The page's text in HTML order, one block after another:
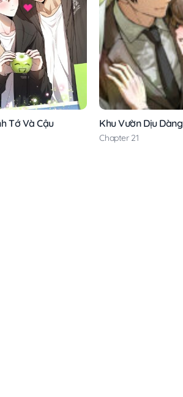
Tớ Và Cậu Khu Vườn Dịu Dàng
Chapter 21